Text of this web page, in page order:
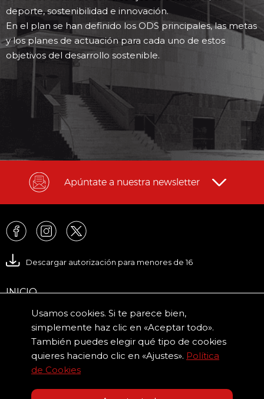
Usamos cookies. Si te parece bien,
simplemente haz clic en «Aceptar todo».
También puedes elegir qué tipo de cookies
quieres haciendo clic en «Ajustes». Política
de Cookies
deporte, sostenibilidad e innovación.
En el plan se han definido los ODS principales, las metas
y los planes de actuación para cada uno de estos
objetivos del desarrollo sostenible.
INICIO
VER AGENDA
ORGANIZA TU EVENTO
OLIMPIC NEWS
ODS 2030
Descargar autorización para menores de 16
Apúntate a nuestra newsletter